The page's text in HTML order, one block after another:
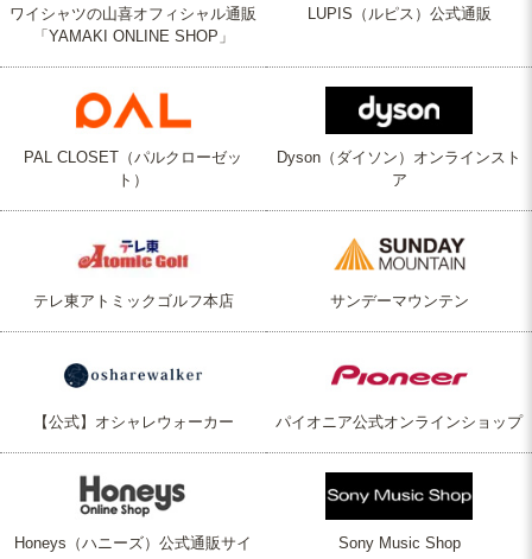
ワイシャツの山喜オフィシャル通販
「YAMAKI ONLINE SHOP」
LUPIS（ルピス）公式通販
PAL CLOSET（パルクローゼッ
ト）
Dyson（ダイソン）オンラインスト
ア
テレ東アトミックゴルフ本店 サンデーマウンテン
【公式】オシャレウォーカー パイオニア公式オンラインショップ
Honeys（ハニーズ）公式通販サイ
Sony Music Shop